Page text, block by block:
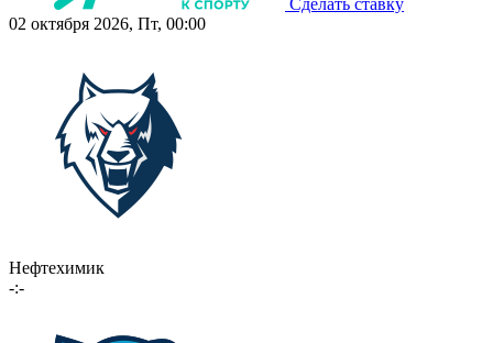
Сделать ставку
02 октября 2026, Пт, 00:00
Нефтехимик
-:-